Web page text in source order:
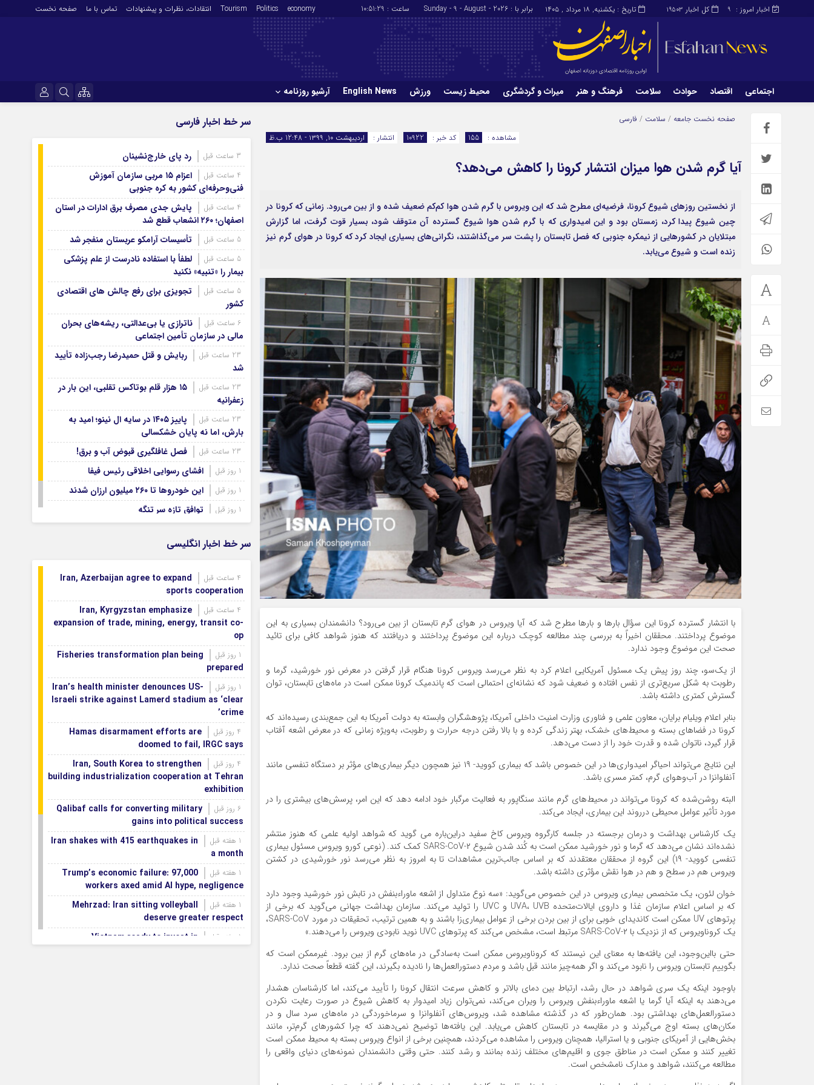
کل اخبار 19503 اخبار امروز : 9 تاریخ : یکشنبه, ۱۸ مرداد , ۱۴۰۵ برابر با : Sunday - 9 - August - 2026 ساعت : 10:51:30
economy
Politics
Tourism انتقادات‌، نظرات و پیشنهادات تماس با ما صفحه نخست
اجتماعی اقتصاد حوادث سلامت فرهنگ و هنر میراث و گردشگری محیط زیست ورزش English News آرشیو روزنامه
رمز عبور
مرا به خاطر بسپار
ورزش English News
آرشیو ۱۴۰۵
آرشیو ۱۴۰۴
آرشیو ۱۴۰۳
آرشیو ۱۴۰۲
آرشیو ۱۴۰۱
آرشیو ۱۴۰۰
آرشیو ۱۳۹۸
صفحه نخست جامعه / سلامت / فارسی
انتشار :
اردیبهشت ۱۰, ۱۳۹۹ - 12:48 ب.ظ کد خبر : 10922 مشاهده : 155
آیا گرم شدن هوا میزان انتشار کرونا را کاهش می‌دهد؟
از نخستین روزهای شیوع کرونا، فرضیه‌ای مطرح شد که این ویروس با گرم شدن هوا کم‌کم ضعیف شده و از بین می‌رود. زمانی که کرونا در
چین شیوع پیدا کرد، زمستان بود و این امیدواری که با گرم شدن هوا شیوع گسترده آن متوقف شود، بسیار قوت گرفت، اما گزارش
مبتلایان در کشورهایی از نیمکره جنوبی که فصل تابستان را پشت سر می‌گذاشتند، نگرانی‌های بسیاری ایجاد کرد که کرونا در هوای گرم نیز
زنده است و شیوع می‌یابد.
با انتشار گسترده کرونا این سؤال بارها و بارها مطرح شد که آیا ویروس در هوای گرم تابستان از بین می‌رود؟ دانشمندان بسیاری به این
موضوع پرداختند. محققان اخیراً به بررسی چند مطالعه کوچک درباره این موضوع پرداختند و دریافتند که هنوز شواهد کافی برای تائید
صحت این موضوع وجود ندارد.
از یک‌سو، چند روز پیش یک مسئول آمریکایی اعلام کرد به نظر می‌رسد ویروس کرونا هنگام قرار گرفتن در معرض نور خورشید، گرما و
رطوبت به شکل سریع‌تری از نفس افتاده و ضعیف ‌شود که نشانه‌ای احتمالی است که پاندمیک کرونا ممکن است در ماه‌های تابستان، توان
گسترش کمتری داشته باشد.
بنابر اعلام ویلیام برایان، معاون علمی و فناوری وزارت امنیت داخلی آمریکا، پژوهشگران وابسته به دولت آمریکا به این جمع‌بندی رسیده‌اند که
کرونا در فضاهای بسته و محیط‌های خشک، بهتر زندگی کرده و با بالا رفتن درجه حرارت و رطوبت، به‌ویژه زمانی که در معرض اشعه آفتاب
قرار گیرد، ناتوان شده و قدرت خود را از دست می‌دهد.
این نتایج می‌تواند احیاگر امیدواری‌ها در این خصوص باشد که بیماری کووید- ۱۹ نیز همچون دیگر بیماری‌های مؤثر بر دستگاه تنفسی مانند
آنفلوانزا در آب‌وهوای گرم، کمتر مسری باشد.
البته روشن‌شده که کرونا می‌تواند در محیط‌های گرم مانند سنگاپور به فعالیت مرگبار خود ادامه دهد که این امر، پرسش‌های بیشتری را در
مورد تأثیر عوامل محیطی درروند این بیماری، ایجاد می‌کند.
یک کارشناس بهداشت و درمان برجسته در جلسه کارگروه ویروس کاخ سفید دراین‌باره می گوید که شواهد اولیه علمی که هنوز منتشر
نشده‌اند نشان می‌دهد که گرما و نور خورشید ممکن است به کُند شدن شیوع SARS-CoV-۲ کمک کند. (نوعی کورو ویروس مسئول بیماری
تنفسی کووید- ۱۹) این گروه از محققان معتقدند که بر اساس جالب‌ترین مشاهدات تا به امروز به نظر می‌رسد نور خورشیدی در کشتن
ویروس هم‌ در سطح و هم در هوا نقش مؤثری داشته باشد.
خوان لئون، یک متخصص بیماری ویروس در این خصوص می‌گوید: «سه نوع متداول از اشعه ماوراءبنفش در تابش نور خورشید وجود دارد
که بر اساس اعلام سازمان غذا و داروی ایالات‌متحده UVA، UVB و UVC را تولید می‌کند. سازمان بهداشت جهانی می‌گوید که برخی از
پرتوهای UV ممکن است کاندیدای خوبی برای از بین بردن برخی از عوامل بیماری‌زا باشند و به همین ترتیب، تحقیقات در مورد SARS-CoV،
یک کروناویروس که از نزدیک با SARS-CoV-۲ مرتبط است، مشخص می‌کند که پرتوهای UVC نوید نابودی ویروس را می‌دهند.»
حتی بااین‌وجود، این یافته‌ها به معنای این نیستند که کروناویروس ممکن است به‌سادگی در ماه‌های گرم از بین برود. غیرممکن است که
بگوییم تابستان ویروس را نابود می‌کند و اگر همه‌چیز مانند قبل باشد و مردم دستورالعمل‌ها را نادیده بگیرند، این گفته قطعاً صحت ندارد.
باوجود اینکه یک سری شواهد در حال رشد، ارتباط بین دمای بالاتر و کاهش سرعت انتقال کرونا را تأیید می‌کند، اما کارشناسان هشدار
می‌دهند به اینکه آیا گرما یا اشعه ماوراءبنفش ویروس را ویران می‌کند، نمی‌توان زیاد امیدوار به کاهش شیوع در صورت رعایت نکردن
دستورالعمل‌های بهداشتی بود. همان‌طور که در گذشته مشاهده شد، ویروس‌های آنفلوانزا و سرماخوردگی در ماه‌های سرد سال و در
مکان‌های بسته اوج می‌گیرند و در مقایسه در تابستان کاهش می‌یابد. این یافته‌ها توضیح نمی‌دهند که چرا کشورهای گرم‌تر، مانند
بخش‌هایی از آمریکای جنوبی و یا استرالیا، همچنان ویروس را مشاهده می‌کردند، همچنین برخی از انواع ویروس بسته به محیط ممکن است
تغییر کنند و ممکن است در مناطق جوی و اقلیم‌های مختلف زنده بمانند و رشد کنند. حتی وقتی دانشمندان نمونه‌های دنیای واقعی را
مطالعه می‌کنند، شواهد و مدارک نامشخص است.
سر خط اخبار فارسی
رد پای خارج‌نشینان
اعزام ۱۵ مربی سازمان آموزش
فنی‌وحرفه‌ای کشور به کره جنوبی
پایش جدی مصرف برق ادارات در استان
اصفهان؛ ۲۶۰ انشعاب قطع شد
تأسیسات آرامکو عربستان منفجر شد
لطفاً با استفاده نادرست از علم پزشکی
بیمار را «تنبیه» نکنید
تجویزی برای رفع چالش های اقتصادی
کشور
ناترازی یا بی‌عدالتی، ریشه‌های بحران
مالی در سازمان تأمین اجتماعی
ربایش و قتل حمیدرضا رجب‌زاده تأیید
شد
۱۵ هزار قلم بوتاکس تقلبی، این بار در
زعفرانیه
پاییز ۱۴۰۵ در سایه ال‌ نینو؛ امید به
بارش، اما نه پایان خشکسالی
فصل غافلگیری قبوض آب و برق!
افشای رسوایی اخلاقی رئیس فیفا
این خودروها تا ۲۶۰ میلیون ارزان شدند
توافق تازه سر تنگه
سر خط اخبار انگلیسی
Iran, Azerbaijan agree to expand
sports cooperation
Iran, Kyrgyzstan emphasize
expansion of trade, mining, energy, transit co-
op
Fisheries transformation plan being
prepared
Iran’s health minister denounces US-
Israeli strike against Lamerd stadium as ‘clear
crime’
Hamas disarmament efforts are
doomed to fail, IRGC says
Iran, South Korea to strengthen
building industrialization cooperation at Tehran
exhibition
Qalibaf calls for converting military
gains into political success
Iran shakes with 415 earthquakes in
a month
Trump’s economic failure: 97,000
workers axed amid AI hype, negligence
Mehrzad: Iran sitting volleyball
deserve greater respect
Vietnam ready to invest in